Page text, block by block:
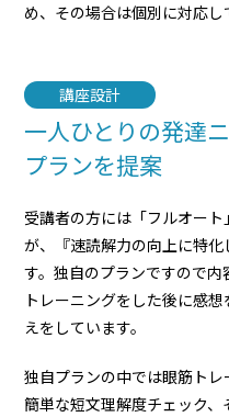
め、その場合は個別に対応し
講座設計
一人ひとりの発達
プランを提案
受講者の方には「フルオー
が、『速読解力の向上に特
す。独自のプランですので
トレーニングをした後に感
えをしています。
独自プランの中では眼筋トレ
簡単な短文理解度チェック